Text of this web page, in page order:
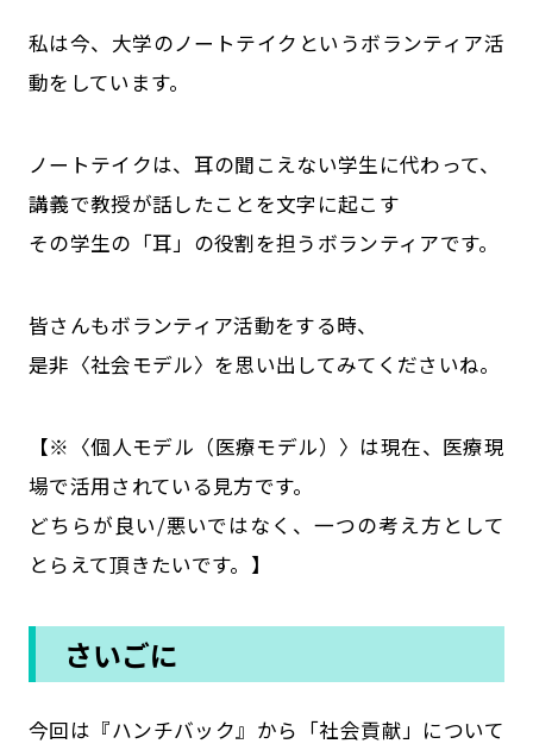
私は今、大学のノートテイクというボランティア活
動をしています。
ノートテイクは、耳の聞こえない学生に代わって、
講義で教授が話したことを文字に起こす
その学生の「耳」の役割を担うボランティアです。
皆さんもボランティア活動をする時、
是非〈社会モデル〉を思い出してみてくださいね。
【※〈個人モデル（医療モデル）〉は現在、医療現
場で活用されている見方です。
どちらが良い/悪いではなく、一つの考え方として
とらえて頂きたいです。】
さいごに
今回は『ハンチバック』から「社会貢献」について